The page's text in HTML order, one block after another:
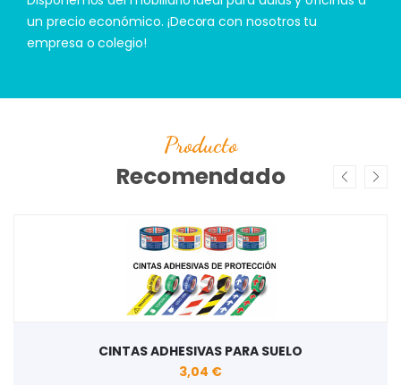
un precio económico. ¡Decora con nosotros tu
empresa o colegio!
Producto
Recomendado
CINTAS ADHESIVAS PARA SUELO
3,04 €